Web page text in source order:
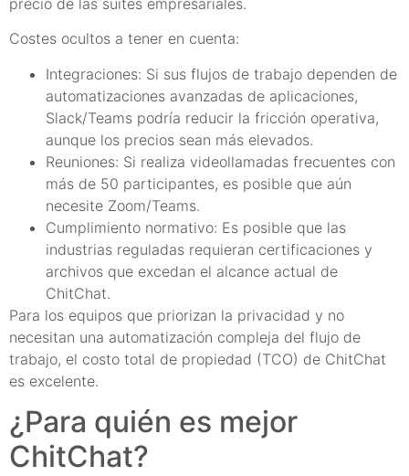
precio de las suites empresariales.
Costes ocultos a tener en cuenta:
Integraciones: Si sus flujos de trabajo dependen de
automatizaciones avanzadas de aplicaciones,
Slack/Teams podría reducir la fricción operativa,
aunque los precios sean más elevados.
Reuniones: Si realiza videollamadas frecuentes con
más de 50 participantes, es posible que aún
necesite Zoom/Teams.
Cumplimiento normativo: Es posible que las
industrias reguladas requieran certificaciones y
archivos que excedan el alcance actual de
ChitChat.
Para los equipos que priorizan la privacidad y no
necesitan una automatización compleja del flujo de
trabajo, el costo total de propiedad (TCO) de ChitChat
es excelente.
¿Para quién es mejor
ChitChat?